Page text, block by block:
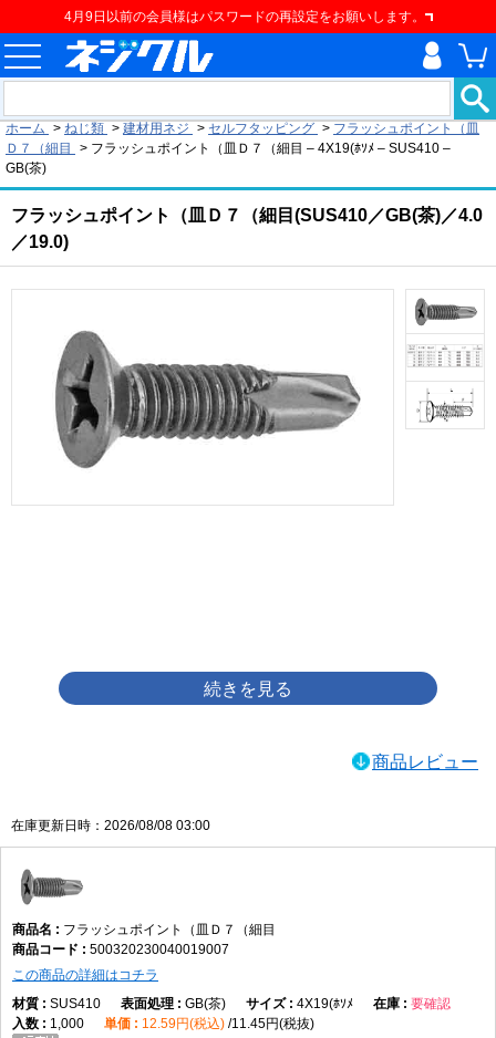
4月9日以前の会員様はパスワードの再設定をお願いします。
ホーム > ねじ類 > 建材用ネジ > セルフタッピング > フラッシュポイント（皿
Ｄ７（細目
> フラッシュポイント（皿Ｄ７（細目 – 4X19(ﾎｿﾒ – SUS410 –
GB(茶)
フラッシュポイント（皿Ｄ７（細目(SUS410／GB(茶)／4.0
／19.0)
商品レビュー
在庫更新日時：2026/08/08 03:00
フラッシュポイント（皿Ｄ７（細目
500320230040019007
この商品の詳細はコチラ
SUS410
GB(茶) 4X19(ﾎｿﾒ
要確認
1,000
12.59円(税込) 11.45円(税抜)